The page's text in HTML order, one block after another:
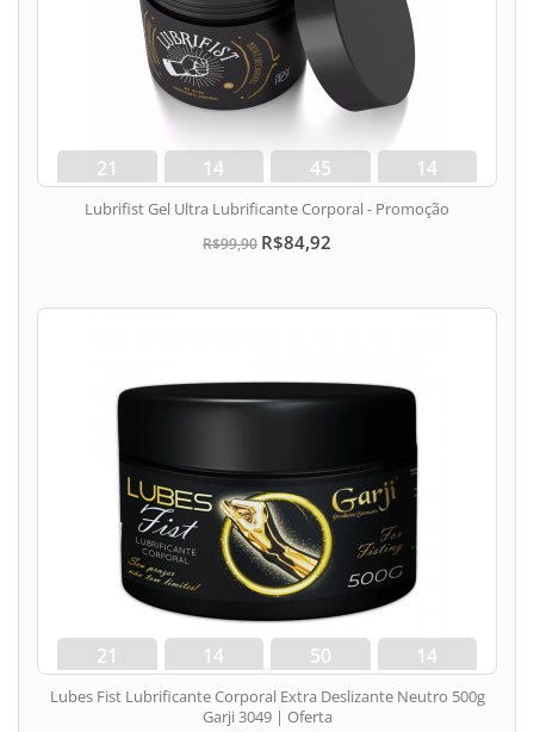
21
dias
14
hora
45
min
13
seg
Lubrifist Gel Ultra Lubrificante Corporal - Promoção
R$99,90 R$84,92
21
dias
14
hora
50
min
13
seg
Lubes Fist Lubrificante Corporal Extra Deslizante Neutro 500g
Garji 3049 | Oferta